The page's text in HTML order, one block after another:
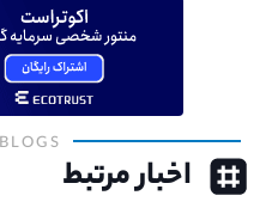
اخبار مرتبط